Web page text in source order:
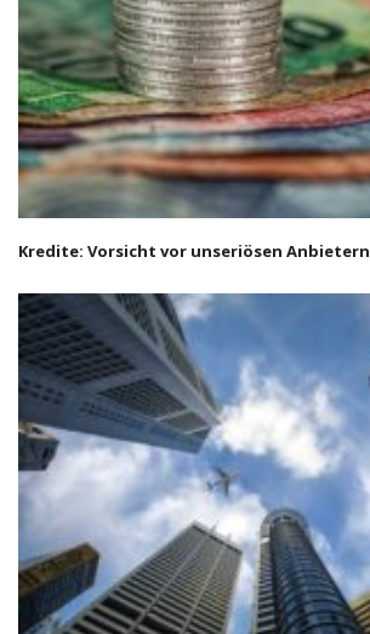
Kredite: Vorsicht vor unseriösen Anbietern